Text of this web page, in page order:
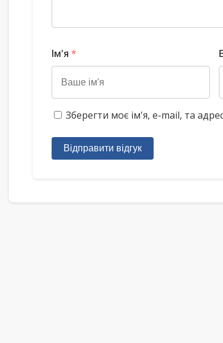
Ім'я *
Зберегти моє ім'я, e-mail, та
Відправити відгук